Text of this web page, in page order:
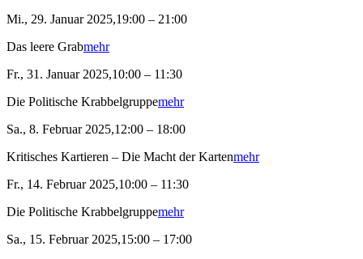
Mi., 29. Januar 2025,19:00 – 21:00
Das leere Grabmehr
Fr., 31. Januar 2025,10:00 – 11:30
Die Politische Krabbelgruppemehr
Sa., 8. Februar 2025,12:00 – 18:00
Kritisches Kartieren – Die Macht der Kartenmehr
Fr., 14. Februar 2025,10:00 – 11:30
Die Politische Krabbelgruppemehr
Sa., 15. Februar 2025,15:00 – 17:00